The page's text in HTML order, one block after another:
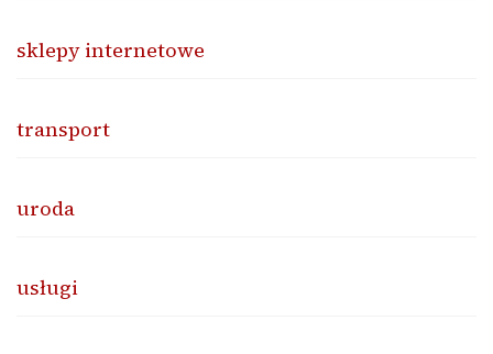
sklepy internetowe
transport
uroda
usługi